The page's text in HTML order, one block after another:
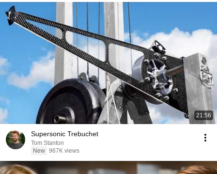
21:56
Supersonic Trebuchet
Tom Stanton
New 967K views